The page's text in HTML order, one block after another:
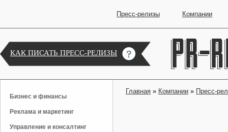
Пресс-релизы Компании
КАК ПИСАТЬ ПРЕСС-РЕЛИЗЫ
Бизнес и финансы
Реклама и маркетинг
Управление и консалтинг
Главная » Компании » Пресс-